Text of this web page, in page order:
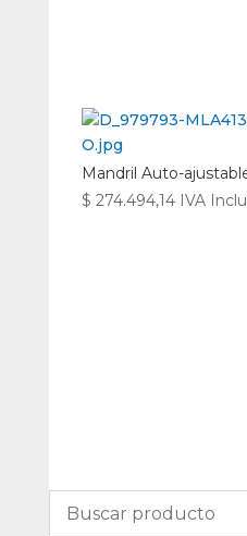
Mandril Auto-
$ 274.494,14 IVA